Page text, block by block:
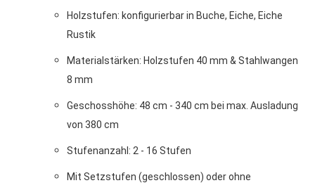
Holzstufen: konfigurierbar in Buche, Eiche, Eiche
Rustik
Materialstärken: Holzstufen 40 mm & Stahlwangen
8 mm
Geschosshöhe: 48 cm - 340 cm bei max. Ausladung
von 380 cm
Stufenanzahl: 2 - 16 Stufen
Mit Setzstufen (geschlossen) oder ohne